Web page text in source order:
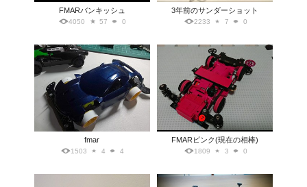
FMARバンキッシュ
4050 57 0
3年前のサンダーショット
2233 7 0
fmar
1503 4 4
FMARピンク(現在の相棒)
1809 3 0